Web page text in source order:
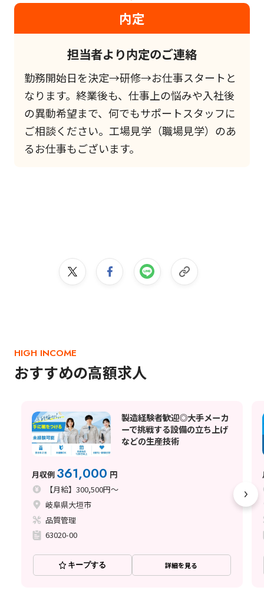
内定
担当者より内定のご連絡
勤務開始日を決定→研修→お仕事スタートと
なります。終業後も、仕事上の悩みや入社後
の異動希望まで、何でもサポートスタッフに
ご相談ください。工場見学（職場見学）のあ
るお仕事もございます。
HIGH INCOME
おすすめの高額求人
製造経験者歓迎◎大手メーカ
ーで挑戦する設備の立ち上げ
などの生産技術
月収例 361,000 円
【月給】300,500円～
岐阜県大垣市
品質管理
63020-00
キープする 詳細を見る